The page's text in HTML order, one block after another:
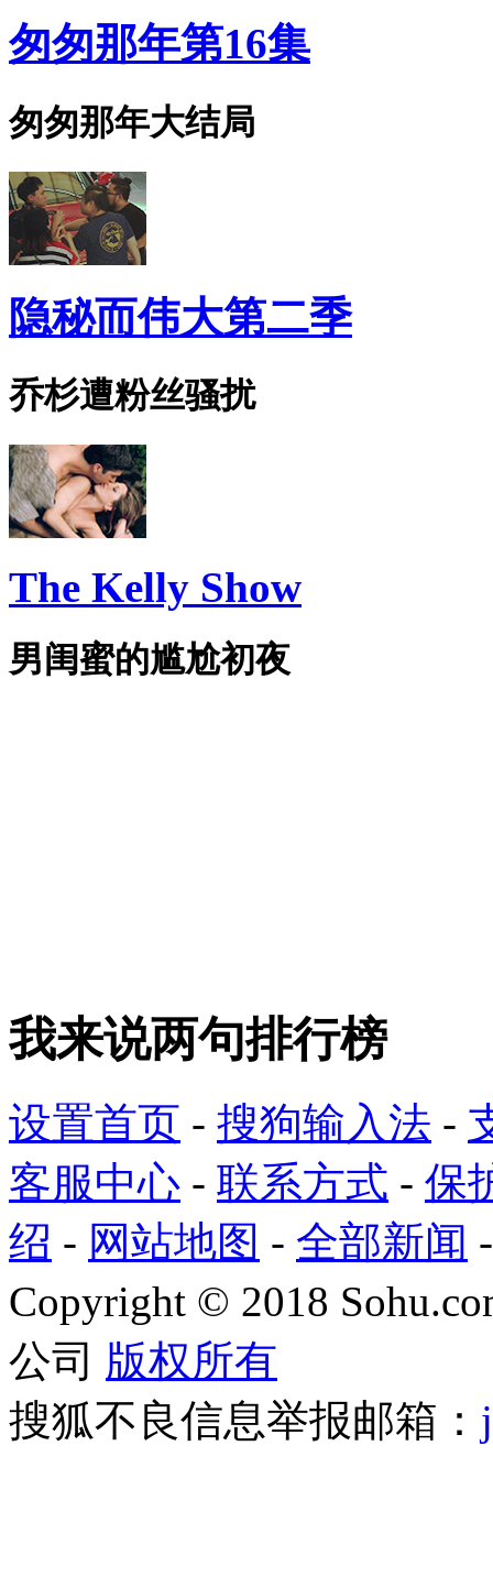
匆匆那年第16集
匆匆那年大结局
隐秘而伟大第二季
乔杉遭粉丝骚扰
The Kelly Show
男闺蜜的尴尬初夜
我来说两句排行榜
设置首页 - 搜狗输入法 -
客服中心 - 联系方式 - 保
绍 - 网站地图 - 全部新闻
Copyright © 2018
公司 版权所有
搜狐不良信息举报邮箱：